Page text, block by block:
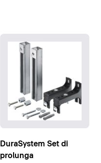
DuraSystem Set di
prolunga